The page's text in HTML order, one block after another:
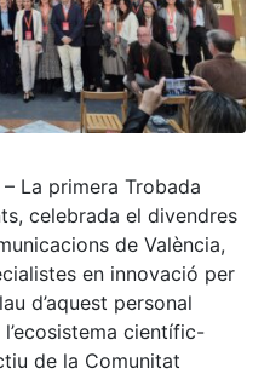
– La primera Trobada
celebrada el divendres
de València,
en innovació per
d’aquest personal
científic-
de la Comunitat